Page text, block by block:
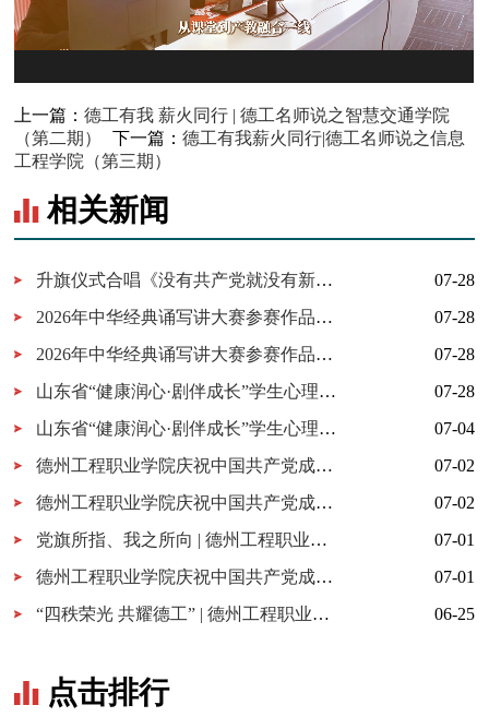
上一篇：德工有我 薪火同行 | 德工名师说之智慧交通学院
（第二期）
下一篇：德工有我薪火同行|德工名师说之信息
工程学院（第三期）
相关新闻
升旗仪式合唱《没有共产党就没有新中国》，献礼中国共产党成立105周年！
07-28
2026年中华经典诵写讲大赛参赛作品展播（二）——《白杨礼赞》（来源：德州工程职业学院）
07-28
2026年中华经典诵写讲大赛参赛作品展播（一）——《九儿》（来源：德州工程职业学院）
07-28
山东省“健康润心·剧伴成长”学生心理剧展演优秀作品（二）《遇见微光-与情绪和解》（来源：德州工程职业学院学工处）
07-28
山东省“健康润心·剧伴成长”学生心理剧展演优秀作品（一）《拨开心结，共赴星光》（来源：德州工程职业学院学工处）
07-04
德州工程职业学院庆祝中国共产党成立105周年“我来讲党课”优秀微党课作品展播（三）一抔热土藏忠骨 红脉永续润天衢（主讲人：马克思主义学院吴燕燕）
07-02
德州工程职业学院庆祝中国共产党成立105周年“我来讲党课”优秀微党课作品展播（二）燃灯校长张桂梅（主讲人：数字商贸学院教工党支部王兴珍）
07-02
党旗所指、我之所向 | 德州工程职业学院献礼建党105周年
07-01
德州工程职业学院庆祝中国共产党成立105周年“我来讲党课”优秀微党课作品展播（一）泥火守文脉、实干显担当——党员匠人王宪利的初心答卷（主讲人：马克思主义学院姜尊帅）
07-01
“四秩荣光 共耀德工” | 德州工程职业学院建校四十周年校庆文艺汇演优秀作品展播（五）开场舞《青春的节奏》
06-25
点击排行